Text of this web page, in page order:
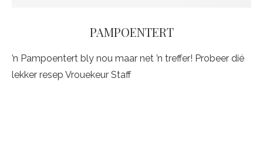
PAMPOENTERT
’n Pampoentert bly nou maar net ’n treffer! Probeer dié
lekker resep Vrouekeur Staff